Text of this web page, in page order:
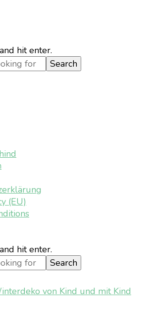
hit enter.
(EU)
hit enter.
von Kind und mit Kind